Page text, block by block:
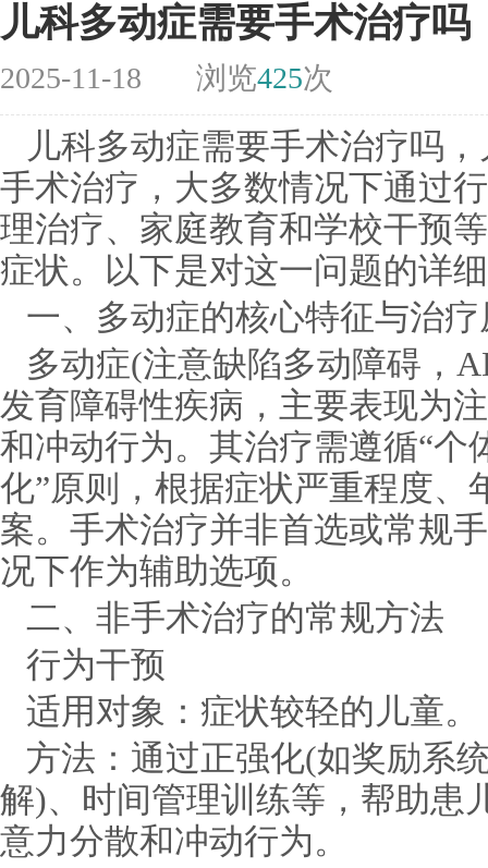
儿科多动症需要手术治疗吗
2025-11-18 浏览425次
儿科多动症需要手术治疗吗
手术治疗，大多数情况下通过
理治疗、家庭教育和学校干预
症状。以下是对这一问题的详
一、多动症的核心特征与治疗
多动症(注意缺陷多动障碍，
发育障碍性疾病，主要表现为
和冲动行为。其治疗需遵循“个
化”原则，根据症状严重程度、
案。手术治疗并非首选或常规
况下作为辅助选项。
二、非手术治疗的常规方法
行为干预
适用对象：症状较轻的儿童。
方法：通过正强化(如奖励系
解)、时间管理训练等，帮助患
意力分散和冲动行为。